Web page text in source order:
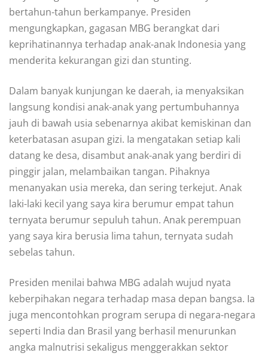
bertahun-tahun berkampanye. Presiden
mengungkapkan, gagasan MBG berangkat dari
keprihatinannya terhadap anak-anak Indonesia yang
menderita kekurangan gizi dan stunting.
Dalam banyak kunjungan ke daerah, ia menyaksikan
langsung kondisi anak-anak yang pertumbuhannya
jauh di bawah usia sebenarnya akibat kemiskinan dan
keterbatasan asupan gizi. Ia mengatakan setiap kali
datang ke desa, disambut anak-anak yang berdiri di
pinggir jalan, melambaikan tangan. Pihaknya
menanyakan usia mereka, dan sering terkejut. Anak
laki-laki kecil yang saya kira berumur empat tahun
ternyata berumur sepuluh tahun. Anak perempuan
yang saya kira berusia lima tahun, ternyata sudah
sebelas tahun.
Presiden menilai bahwa MBG adalah wujud nyata
keberpihakan negara terhadap masa depan bangsa. Ia
juga mencontohkan program serupa di negara-negara
seperti India dan Brasil yang berhasil menurunkan
angka malnutrisi sekaligus menggerakkan sektor